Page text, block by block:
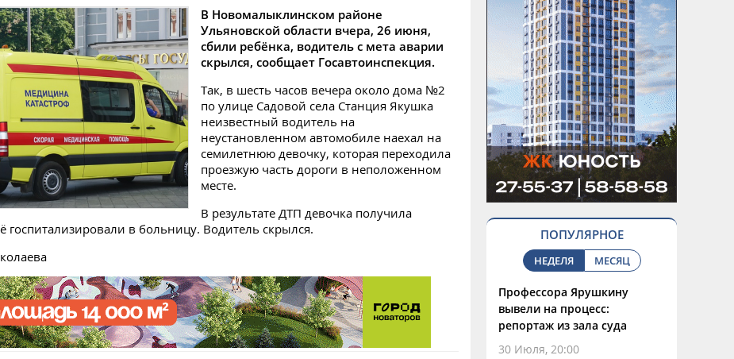
В Новомалыклинском районе
Ульяновской области вчера, 26 июня,
сбили ребёнка, водитель с мета аварии
скрылся, сообщает Госавтоинспекция.
Так, в шесть часов вечера около дома №2
по улице Садовой села Станция Якушка
неизвестный водитель на
неустановленном автомобиле наехал на
семилетнюю девочку, которая переходила
проезжую часть дороги в неположенном
месте.
В результате ДТП девочка получила
госпитализировали в больницу. Водитель скрылся.
ПОПУЛЯРНОЕ
НЕДЕЛЯ МЕСЯЦ
Профессора Ярушкину
вывели на процесс:
репортаж из зала суда
30 Июля, 20:00